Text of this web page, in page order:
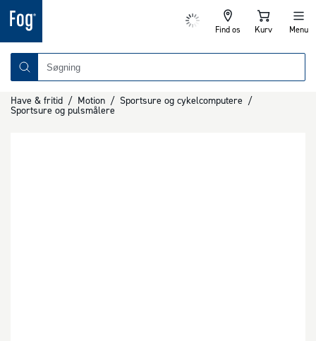
Find os Kurv Menu
Have & fritid / Motion / Sportsure og cykelcomputere /
Sportsure og pulsmålere